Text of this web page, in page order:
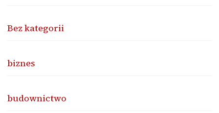
Bez kategorii
biznes
budownictwo